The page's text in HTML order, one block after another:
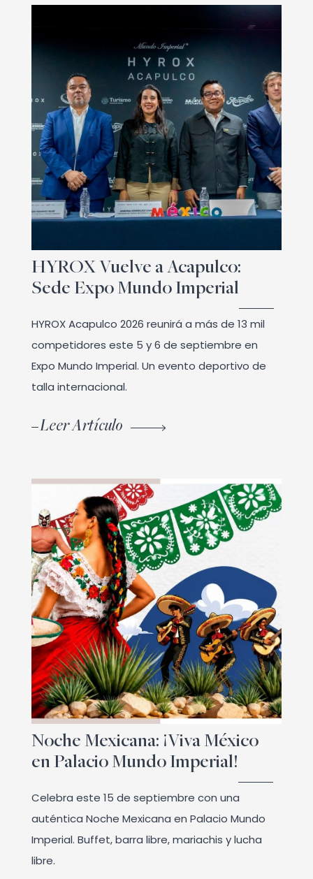
HYROX Vuelve a Acapulco:
Sede Expo Mundo Imperial
HYROX Acapulco 2026 reunirá a más de 13 mil
competidores este 5 y 6 de septiembre en
Expo Mundo Imperial. Un evento deportivo de
talla internacional.
Leer Artículo
Noche Mexicana: ¡Viva México
en Palacio Mundo Imperial!
Celebra este 15 de septiembre con una
auténtica Noche Mexicana en Palacio Mundo
Imperial. Buffet, barra libre, mariachis y lucha
libre.